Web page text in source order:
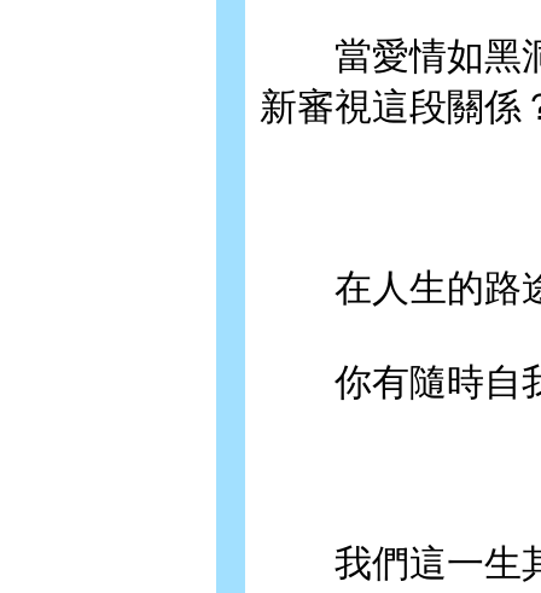
當愛情如黑洞
新審視這段關係
在人生的路途
你有隨時自我
我們這一生其